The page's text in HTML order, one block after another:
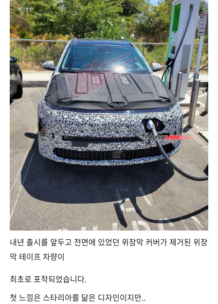
내년 출시를 앞두고 전면에 있었던 위장막 커버가 제거된 위장
막 테이프 차량이
최초로 포착되었습니다.
첫 느낌은 스타리아를 닮은 디자인이지만..